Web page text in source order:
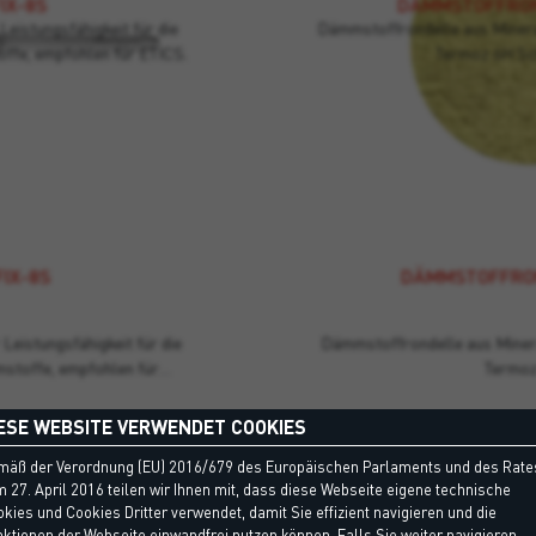
8S
Leistungsfähigkeit für die
empfohlen für…
für die
empfohlen für ETICS.
Dämmstoffrondelle aus
Dämmstoffrondelle aus
WEBSITE VERWENDET COOKIES
der Verordnung (EU) 2016/679 des Europäischen Parlaments und des
27. April 2016 teilen wir Ihnen mit, dass diese Webseite eigene technische
und Cookies Dritter verwendet, damit Sie effizient navigieren und die